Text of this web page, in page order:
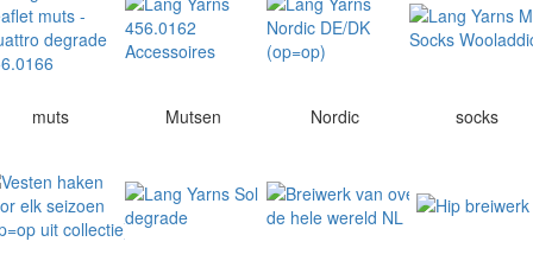
muts Mutsen Nordic socks